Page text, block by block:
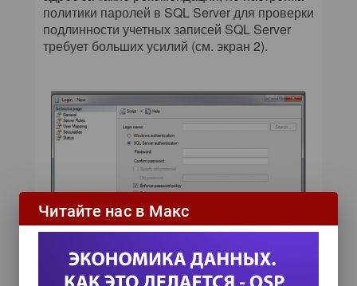
политики паролей в SQL Server для проверки
подлинности учетных записей SQL Server
требует больших усилий (см. экран 2).
Экран 2. Настройка политики паролей в SQL
Обычно политики паролей делают две вещи.
Читайте нас в Макс